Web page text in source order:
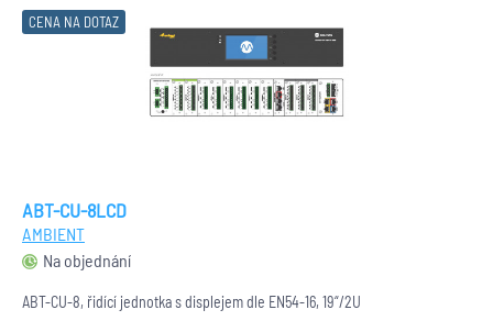
CENA NA DOTAZ
ABT-CU-8LCD
AMBIENT
Na objednání
ABT-CU-8, řidící jednotka s displejem dle EN54-16, 19“/2U